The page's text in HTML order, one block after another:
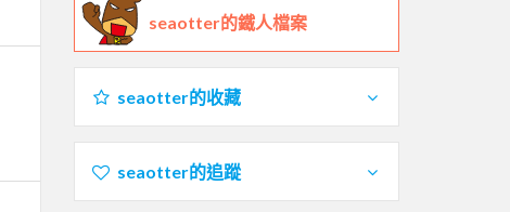
seaotter的鐵人檔案
seaotter的收藏
seaotter的追蹤